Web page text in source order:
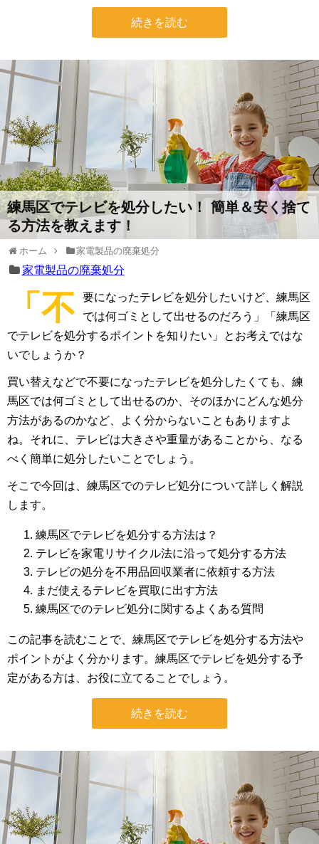
続きを読む
練馬区でテレビを処分したい！ 簡単＆安く捨て
る方法を教えます！
ホーム 家電製品の廃棄処分
家電製品の廃棄処分
「不
要になったテレビを処分したいけど、練馬区
では何ゴミとして出せるのだろう」「練馬区
でテレビを処分するポイントを知りたい」とお考えではな
いでしょうか？
買い替えなどで不要になったテレビを処分したくても、練
馬区では何ゴミとして出せるのか、そのほかにどんな処分
方法があるのかなど、よく分からないこともありますよ
ね。それに、テレビは大きさや重量があることから、なる
べく簡単に処分したいことでしょう。
そこで今回は、練馬区でのテレビ処分について詳しく解説
します。
練馬区でテレビを処分する方法は？
テレビを家電リサイクル法に沿って処分する方法
テレビの処分を不用品回収業者に依頼する方法
まだ使えるテレビを買取に出す方法
練馬区でのテレビ処分に関するよくある質問
この記事を読むことで、練馬区でテレビを処分する方法や
ポイントがよく分かります。練馬区でテレビを処分する予
定がある方は、お役に立てることでしょう。
続きを読む